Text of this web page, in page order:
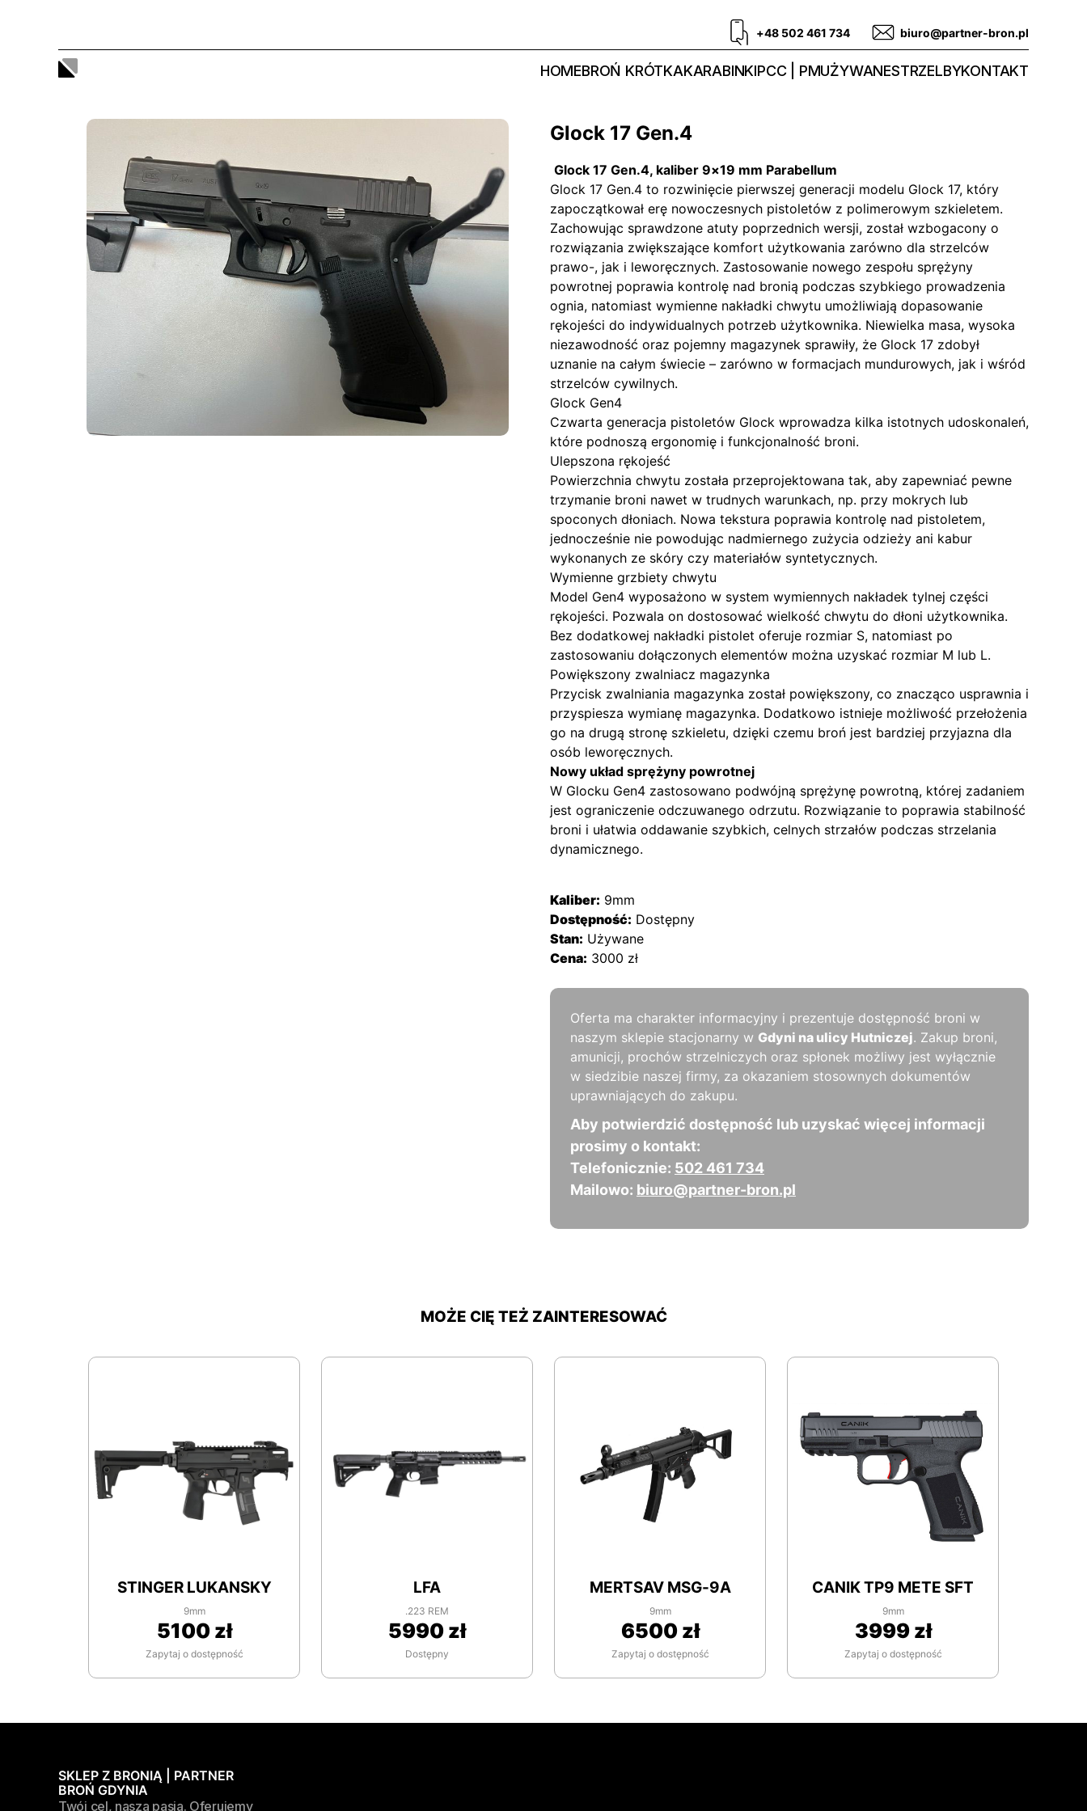
+48 502 461 734 biuro@partner-bron.pl
HOMEBROŃ KRÓTKAKARABINKIPCC | PMUŻYWANESTRZELBYKONTAKT
Glock 17 Gen.4
Glock 17 Gen.4, kaliber 9×19 mm Parabellum
Glock 17 Gen.4 to rozwinięcie pierwszej generacji modelu Glock 17, który
zapoczątkował erę nowoczesnych pistoletów z polimerowym szkieletem.
Zachowując sprawdzone atuty poprzednich wersji, został wzbogacony o
rozwiązania zwiększające komfort użytkowania zarówno dla strzelców
prawo-, jak i leworęcznych. Zastosowanie nowego zespołu sprężyny
powrotnej poprawia kontrolę nad bronią podczas szybkiego prowadzenia
ognia, natomiast wymienne nakładki chwytu umożliwiają dopasowanie
rękojeści do indywidualnych potrzeb użytkownika. Niewielka masa, wysoka
niezawodność oraz pojemny magazynek sprawiły, że Glock 17 zdobył
uznanie na całym świecie – zarówno w formacjach mundurowych, jak i wśród
strzelców cywilnych.
Glock Gen4
Czwarta generacja pistoletów Glock wprowadza kilka istotnych udoskonaleń,
które podnoszą ergonomię i funkcjonalność broni.
Ulepszona rękojeść
Powierzchnia chwytu została przeprojektowana tak, aby zapewniać pewne
trzymanie broni nawet w trudnych warunkach, np. przy mokrych lub
spoconych dłoniach. Nowa tekstura poprawia kontrolę nad pistoletem,
jednocześnie nie powodując nadmiernego zużycia odzieży ani kabur
wykonanych ze skóry czy materiałów syntetycznych.
Wymienne grzbiety chwytu
Model Gen4 wyposażono w system wymiennych nakładek tylnej części
rękojeści. Pozwala on dostosować wielkość chwytu do dłoni użytkownika.
Bez dodatkowej nakładki pistolet oferuje rozmiar S, natomiast po
zastosowaniu dołączonych elementów można uzyskać rozmiar M lub L.
Powiększony zwalniacz magazynka
Przycisk zwalniania magazynka został powiększony, co znacząco usprawnia i
przyspiesza wymianę magazynka. Dodatkowo istnieje możliwość przełożenia
go na drugą stronę szkieletu, dzięki czemu broń jest bardziej przyjazna dla
osób leworęcznych.
Nowy układ sprężyny powrotnej
W Glocku Gen4 zastosowano podwójną sprężynę powrotną, której zadaniem
jest ograniczenie odczuwanego odrzutu. Rozwiązanie to poprawia stabilność
broni i ułatwia oddawanie szybkich, celnych strzałów podczas strzelania
dynamicznego.
Kaliber: 9mm
Dostępność: Dostępny
Stan: Używane
Cena: 3000 zł
Oferta ma charakter informacyjny i prezentuje dostępność broni w
naszym sklepie stacjonarny w Gdyni na ulicy Hutniczej. Zakup broni,
amunicji, prochów strzelniczych oraz spłonek możliwy jest wyłącznie
w siedzibie naszej firmy, za okazaniem stosownych dokumentów
uprawniających do zakupu.
Aby potwierdzić dostępność lub uzyskać więcej informacji
prosimy o kontakt:
Telefonicznie: 502 461 734
Mailowo: biuro@partner-bron.pl
MOŻE CIĘ TEŻ ZAINTERESOWAĆ
STINGER LUKANSKY
9mm
5100 zł
Zapytaj o dostępność
LFA
.223 REM
5990 zł
Dostępny
MERTSAV MSG-9A
9mm
6500 zł
Zapytaj o dostępność
CANIK TP9 METE SFT
9mm
3999 zł
Zapytaj o dostępność
SKLEP Z BRONIĄ | PARTNER
BROŃ GDYNIA
Twój cel, nasza pasja. Oferujemy